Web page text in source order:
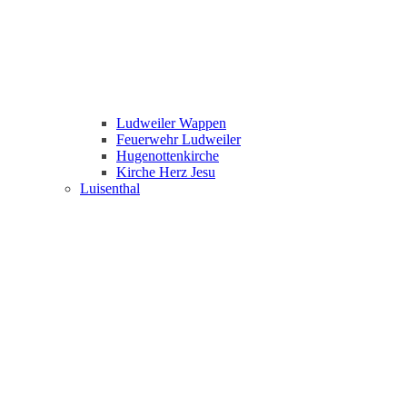
Ludweiler Wappen
Feuerwehr Ludweiler
Hugenottenkirche
Kirche Herz Jesu
Luisenthal